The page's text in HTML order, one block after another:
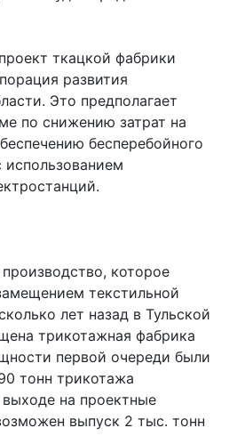
ткацкой фабрики
развития
Это предполагает
по снижению затрат на
бесперебойного
использованием
которое
текстильной
лет назад в Тульской
трикотажная фабрика
первой очереди были
тонн трикотажа
на проектные
выпуск 2 тыс. тонн